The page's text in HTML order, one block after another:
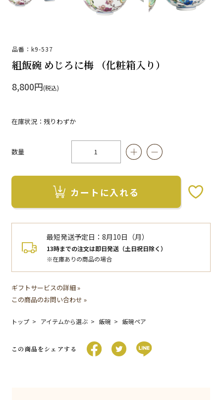
品番：k9-537
組飯碗 めじろに梅 （化粧箱入り）
8,800円(税込)
在庫状況：残りわずか
数量
カートに入れる
最短発送予定日：8月10日（月）
13時までの注文は即日発送（土日祝日除く）
※在庫ありの商品の場合
ギフトサービスの詳細 »
この商品のお問い合わせ »
トップ アイテムから選ぶ 飯碗 飯碗ペア
この商品をシェアする